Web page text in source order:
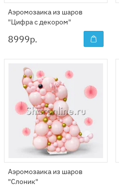
Аэромозаика из шаров
"Цифра с декором"
8999р.
Аэромозаика из шаров
"Слоник"